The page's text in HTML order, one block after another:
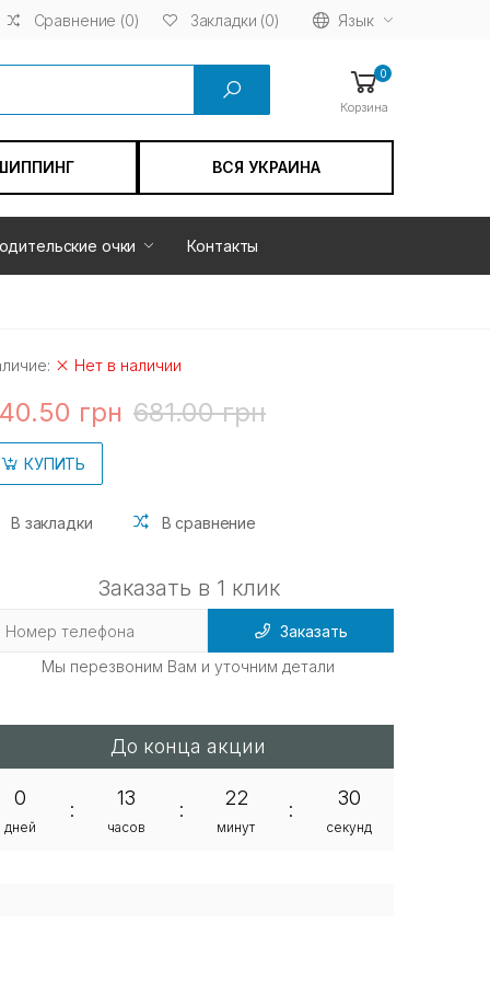
Сравнение (0) Закладки (0) Язык
0
Корзина
ВСЯ УКРАИНА
очки Контакты
Нет в наличии
грн 681.00 грн
КУПИТЬ
В закладки В сравнение
Заказать в 1 клик
Заказать
Мы перезвоним Вам и уточним детали
До конца акции
0
дней
:
13
часов
:
22
минут
:
29
секунд